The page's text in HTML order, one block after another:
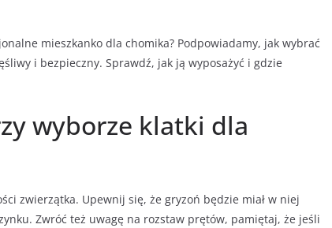
mieszkanko dla chomika? Podpowiadamy, jak wybrać
i bezpieczny. Sprawdź, jak ją wyposażyć i gdzie
wyborze klatki dla
zwierzątka. Upewnij się, że gryzoń będzie miał w niej
Zwróć też uwagę na rozstaw prętów, pamiętaj, że jeśli